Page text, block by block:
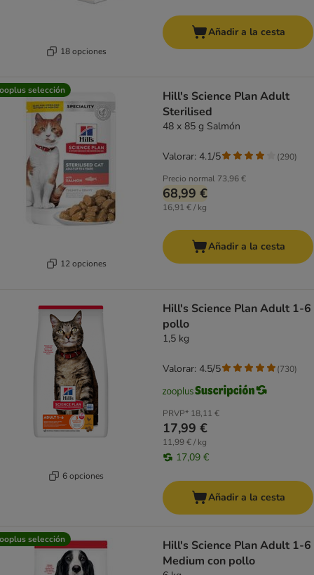
18 opciones
Añadir a la cesta
selección
12 opciones
Hill's Science Plan Adult
Sterilised
48 x 85 g Salmón
Precio normal 73,96 €
68,99 €
16,91 € / kg
Valorar: 4.1/5 (290)
Añadir a la cesta
6 opciones
Hill's Science Plan Adult 1-6
pollo
1,5 kg
PRVP* 18,11 €
17,99 €
11,99 € / kg
17,09 €
Valorar: 4.5/5 (730)
Añadir a la cesta
selección
Hill's Science Plan Adult 1-6
Medium con pollo